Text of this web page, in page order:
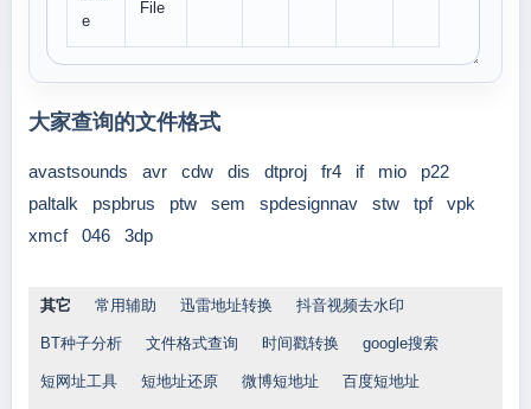
e
File
大家查询的文件格式
avastsounds avr cdw dis dtproj fr4 if mio
p22
paltalk
pspbrus ptw sem spdesignnav stw tpf
vpk
xmcf
046 3dp
其它 常用辅助 迅雷地址转换 抖音视频去水印
BT种子分析 文件格式查询 时间戳转换 google搜索
短网址工具 短地址还原 微博短地址 百度短地址